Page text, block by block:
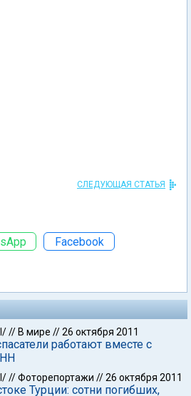
СЛЕДУЮЩАЯ СТАТЬЯ
Facebook
// В мире //26 октября 2011
работают вместе с
//Фоторепортажи //26 октября 2011
Турции: сотни погибших,